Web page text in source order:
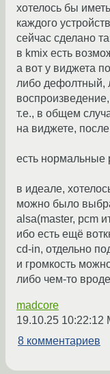
хотелось бы
каждого
сейчас сделано
в kmix есть
а вот у виджета
либо дефолтный,
т.е., в общем
на виджете,
есть нормальные
в идеале,
можно было
alsa(master, pcm
ибо есть ещё
cd-in, отдельно
и громкость
либо чем-то
madcore
19.10.25 10:22:12
8 комментариев